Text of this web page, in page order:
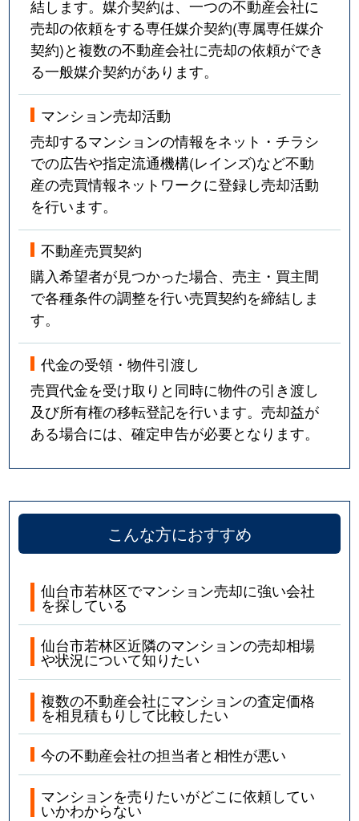
結します。媒介契約は、一つの不動産会社に
売却の依頼をする専任媒介契約(専属専任媒介
契約)と複数の不動産会社に売却の依頼ができ
る一般媒介契約があります。
マンション売却活動
売却するマンションの情報をネット・チラシ
での広告や指定流通機構(レインズ)など不動
産の売買情報ネットワークに登録し売却活動
を行います。
不動産売買契約
購入希望者が見つかった場合、売主・買主間
で各種条件の調整を行い売買契約を締結しま
す。
代金の受領・物件引渡し
売買代金を受け取りと同時に物件の引き渡し
及び所有権の移転登記を行います。売却益が
ある場合には、確定申告が必要となります。
こんな方におすすめ
仙台市若林区でマンション売却に強い会社
を探している
仙台市若林区近隣のマンションの売却相場
や状況について知りたい
複数の不動産会社にマンションの査定価格
を相見積もりして比較したい
今の不動産会社の担当者と相性が悪い
マンションを売りたいがどこに依頼してい
いかわからない